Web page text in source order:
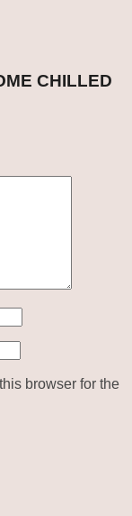
CHILLED
browser for the